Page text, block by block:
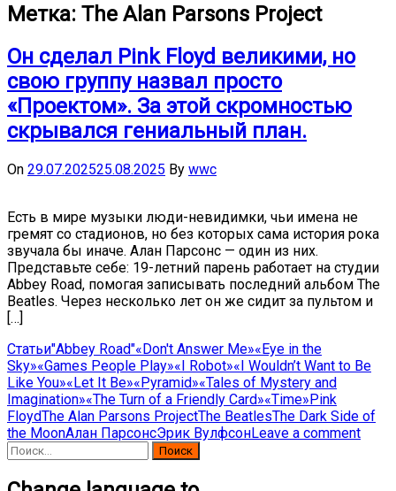
Метка: The Alan Parsons Project
Он сделал Pink Floyd великими, но
свою группу назвал просто
«Проектом». За этой скромностью
скрывался гениальный план.
On 29.07.202525.08.2025 By wwc
Есть в мире музыки люди-невидимки, чьи имена не
гремят со стадионов, но без которых сама история рока
звучала бы иначе. Алан Парсонс — один из них.
Представьте себе: 19-летний парень работает на студии
Abbey Road, помогая записывать последний альбом The
Beatles. Через несколько лет он же сидит за пультом и
[…]
Статьи"Abbey Road"«Don't Answer Me»«Eye in the
Sky»«Games People Play»«I Robot»«I Wouldn’t Want to Be
Like You»«Let It Be»«Pyramid»«Tales of Mystery and
Imagination»«The Turn of a Friendly Card»«Time»Pink
FloydThe Alan Parsons ProjectThe BeatlesThe Dark Side of
the MoonАлан ПарсонсЭрик ВулфсонLeave a comment
Найти: